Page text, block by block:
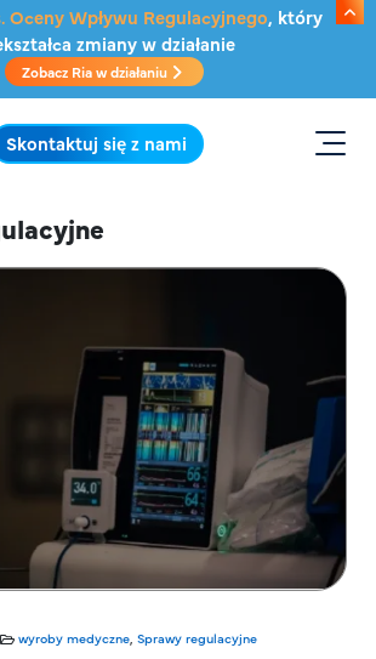
treści
Oceny Wpływu Regulacyjnego, który
zmiany w działanie
Zobacz Ria w działaniu
Skontaktuj się z nami
wyroby medyczne, Sprawy regulacyjne